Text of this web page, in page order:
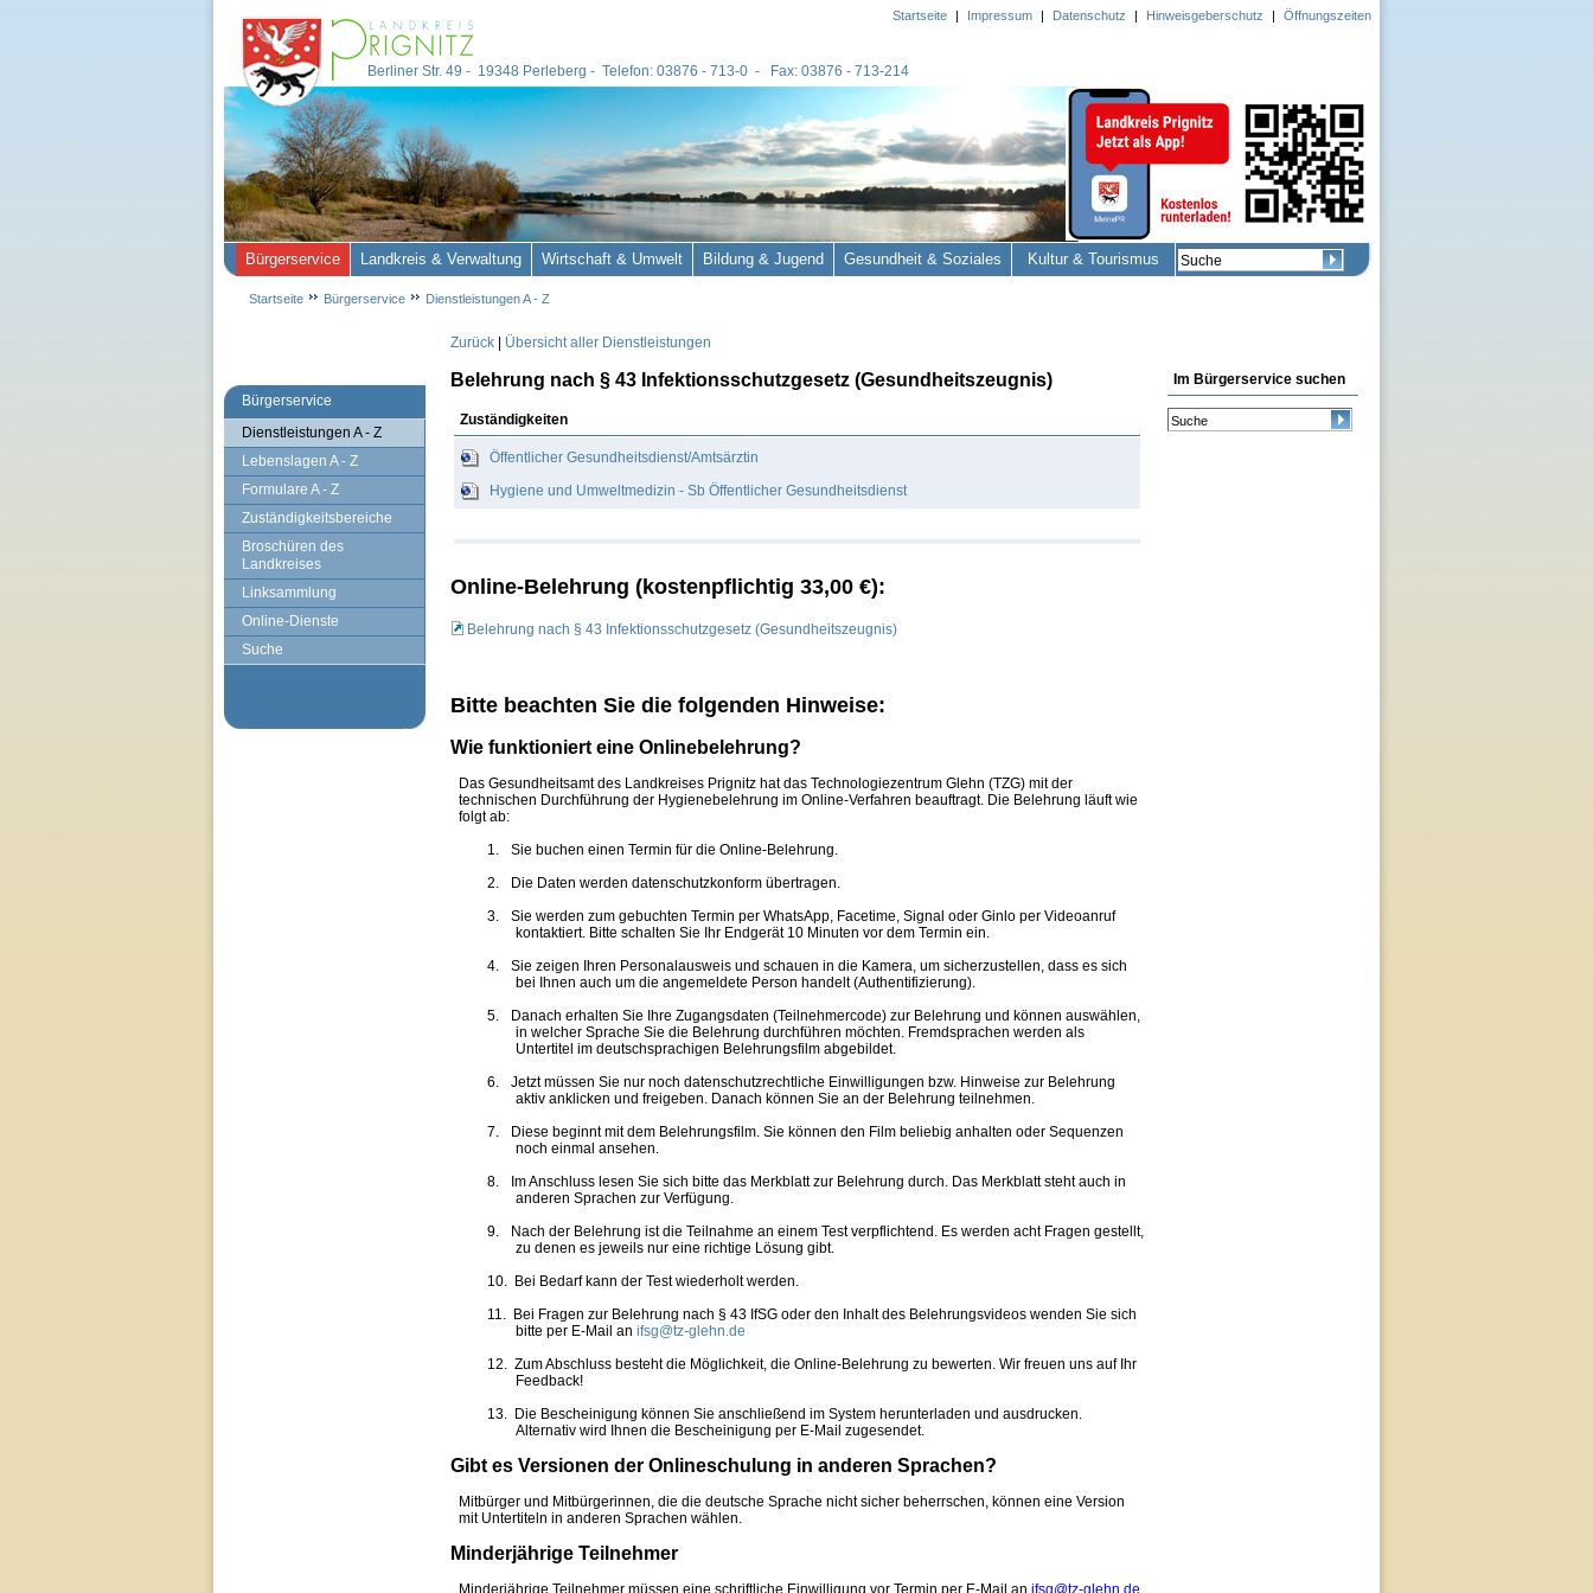
Bürgerservice
Dienstleistungen A - Z
Lebenslagen A - Z
Formulare A - Z
Zuständigkeitsbereiche
Broschüren des
Landkreises
Linksammlung
Online-Dienste
Suche
Zurück Übersicht aller Dienstleistungen
Belehrung nach § 43 Infektionsschutzgesetz (Gesundheitszeugnis)
Zuständigkeiten
Öffentlicher Gesundheitsdienst/Amtsärztin
Hygiene und Umweltmedizin - Sb Öffentlicher Gesundheitsdienst
Online-Belehrung (kostenpflichtig 33,00 €):
Belehrung nach § 43 Infektionsschutzgesetz (Gesundheitszeugnis)
Bitte beachten Sie die folgenden Hinweise:
Wie funktioniert eine Onlinebelehrung?
Das Gesundheitsamt des Landkreises Prignitz hat das Technologiezentrum Glehn (TZG) mit der
technischen Durchführung der Hygienebelehrung im Online-Verfahren beauftragt. Die Belehrung läuft wie
folgt ab:
1.
Sie buchen einen Termin für die Online-Belehrung.
2.
Die Daten werden datenschutzkonform übertragen.
3.
Sie werden zum gebuchten Termin per WhatsApp, Facetime, Signal oder Ginlo per Videoanruf
kontaktiert. Bitte schalten Sie Ihr Endgerät 10 Minuten vor dem Termin ein.
4.
Sie zeigen Ihren Personalausweis und schauen in die Kamera, um sicherzustellen, dass es sich
bei Ihnen auch um die angemeldete Person handelt (Authentifizierung).
5.
Danach erhalten Sie Ihre Zugangsdaten (Teilnehmercode) zur Belehrung und können auswählen,
in welcher Sprache Sie die Belehrung durchführen möchten. Fremdsprachen werden als
Untertitel im deutschsprachigen Belehrungsfilm abgebildet.
6.
Jetzt müssen Sie nur noch datenschutzrechtliche Einwilligungen bzw. Hinweise zur Belehrung
aktiv anklicken und freigeben. Danach können Sie an der Belehrung teilnehmen.
7.
Diese beginnt mit dem Belehrungsfilm. Sie können den Film beliebig anhalten oder Sequenzen
noch einmal ansehen.
8.
Im Anschluss lesen Sie sich bitte das Merkblatt zur Belehrung durch. Das Merkblatt steht auch in
anderen Sprachen zur Verfügung.
9.
Nach der Belehrung ist die Teilnahme an einem Test verpflichtend. Es werden acht Fragen gestellt,
zu denen es jeweils nur eine richtige Lösung gibt.
10. Bei Bedarf kann der Test wiederholt werden.
11. Bei Fragen zur Belehrung nach § 43 IfSG oder den Inhalt des Belehrungsvideos wenden Sie sich
bitte per E-Mail an ifsg@tz-glehn.de
12. Zum Abschluss besteht die Möglichkeit, die Online-Belehrung zu bewerten. Wir freuen uns auf Ihr
Feedback!
13. Die Bescheinigung können Sie anschließend im System herunterladen und ausdrucken.
Alternativ wird Ihnen die Bescheinigung per E-Mail zugesendet.
Gibt es Versionen der Onlineschulung in anderen Sprachen?
Mitbürger und Mitbürgerinnen, die die deutsche Sprache nicht sicher beherrschen, können eine Version
mit Untertiteln in anderen Sprachen wählen.
Minderjährige Teilnehmer
Minderjährige Teilnehmer müssen eine schriftliche Einwilligung vor Termin per E-Mail an ifsg@tz-glehn.de
Im Bürgerservice suchen
Berliner Str. 49 - 19348 Perleberg - Telefon: 03876 - 713-0 - Fax: 03876 - 713-214
Startseite | Impressum | Datenschutz | Hinweisgeberschutz | Öffnungszeiten
Bürgerservice Landkreis & Verwaltung Wirtschaft & Umwelt Bildung & Jugend Gesundheit & Soziales Kultur & Tourismus
Startseite Bürgerservice Dienstleistungen A - Z